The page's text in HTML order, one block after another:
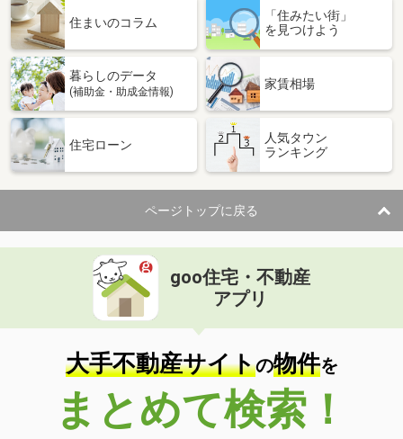
価 格
6.20万円
長野県須坂市大字須坂
専有面積 20.81m²
間取り
長野県長野市大字稲葉
住 所
長野県長野市大字稲葉
専有面積 26.08m²
間取り
1K
長野県佐久市佐久平駅北
価 格
住 所
長野県佐久市佐久平駅北
専有面積 20.28m²
間取り
1K
長野県茅野市ちの
価 格
4.50万円
住まいのコラム
「住みたい街」
を見つけよう
暮らしのデータ
(補助金・助成金情報)
家賃相場
住宅ローン
人気タウン
ランキング
ページトップに戻る
goo住宅・不動産
アプリ
大手不動産サイトの物件を
まとめて検索！